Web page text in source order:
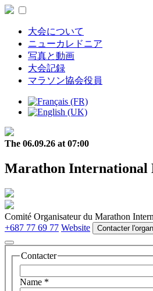
大会について
ニューカレドニア
写真と動画
大会記録
マラソン協会役員
The 06.09.26 at 07:00
Marathon International
Comité Organisateur du Marathon
+687 77 69 77 Website Contacter